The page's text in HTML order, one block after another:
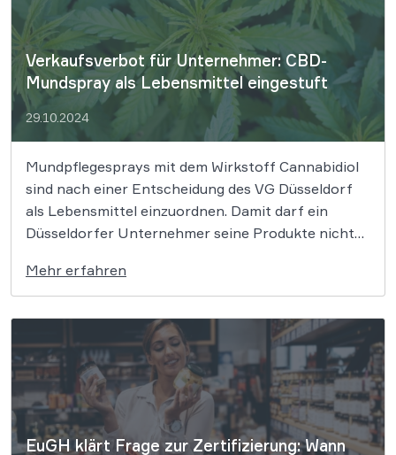
Verkaufsverbot für Unternehmer: CBD-
Mundspray als Lebensmittel eingestuft
29.10.2024
Mundpflegesprays mit dem Wirkstoff Cannabidiol
sind nach einer Entscheidung des VG Düsseldorf
als Lebensmittel einzuordnen. Damit darf ein
Düsseldorfer Unternehmer seine Produkte nicht
Stadt Düsseldorf zum Verbot von Lebensmitteln,
die Cannabidiol (CBD) enthalten (als CBD-Isolate
oder mit CBD angereicherte Hanfextrakte),
umfasst auch als „Kosmetisches Mundpflegespray“
[…]
Mehr erfahren
EuGH klärt Frage zur Zertifizierung: Wann